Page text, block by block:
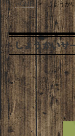
HOME > しょうか